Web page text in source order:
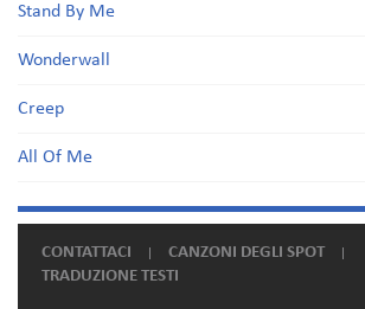
Stand By Me
Wonderwall
Creep
All Of Me
CONTATTACI
CANZONI DEGLI SPOT
TRADUZIONE TESTI